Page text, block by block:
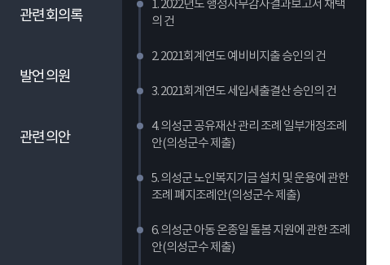
1. 2022년도 행정사무감사결과보고서 채택
의 건
2. 2021회계연도 예비비지출 승인의 건
3. 2021회계연도 세입세출결산 승인의 건
4. 의성군 공유재산 관리 조례 일부개정조례
안(의성군수 제출)
5. 의성군 노인복지기금 설치 및 운용에 관한
조례 폐지조례안(의성군수 제출)
6. 의성군 아동 온종일 돌봄 지원에 관한 조례
안(의성군수 제출)
관련 회의록
발언 의원
관련 의안